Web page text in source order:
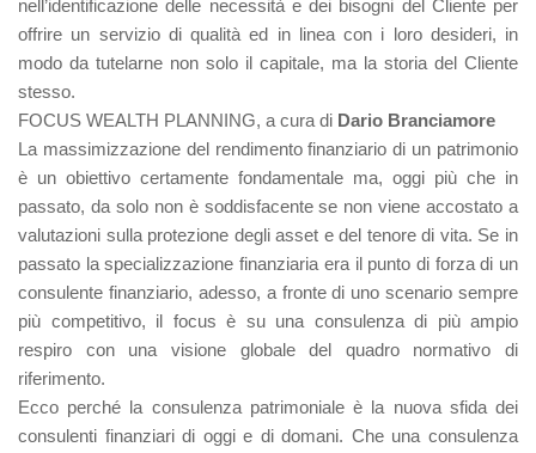
nell’identificazione delle necessità e dei bisogni del Cliente per
offrire un servizio di qualità ed in linea con i loro desideri, in
modo da tutelarne non solo il capitale, ma la storia del Cliente
stesso.
FOCUS WEALTH PLANNING, a cura di Dario Branciamore
La massimizzazione del rendimento finanziario di un patrimonio
è un obiettivo certamente fondamentale ma, oggi più che in
passato, da solo non è soddisfacente se non viene accostato a
valutazioni sulla protezione degli asset e del tenore di vita. Se in
passato la specializzazione finanziaria era il punto di forza di un
consulente finanziario, adesso, a fronte di uno scenario sempre
più competitivo, il focus è su una consulenza di più ampio
respiro con una visione globale del quadro normativo di
riferimento.
Ecco perché la consulenza patrimoniale è la nuova sfida dei
consulenti finanziari di oggi e di domani. Che una consulenza